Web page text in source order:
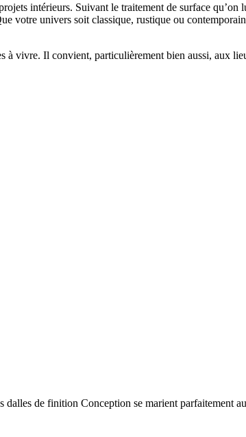
intérieurs. Suivant le traitement de surface
votre univers soit classique, rustique ou
à vivre. Il convient, particulièrement bien aussi, aux
de finition Conception se marient parfaitement